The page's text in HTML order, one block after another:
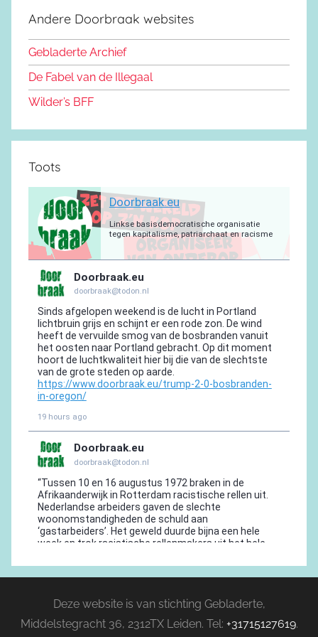
n
m
b
o
o
k
Andere Doorbraak websites
Gebladerte Archief
De Fabel van de Illegaal
Wilder’s BFF
Toots
Deze website is van stichting Gebladerte,
Middelstegracht 36, 2312TX Leiden. Tel: +31715127619.